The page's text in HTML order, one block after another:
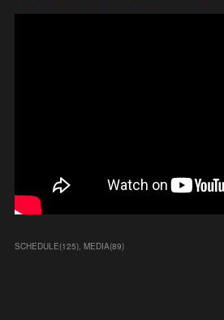
SCHEDULE(125) MEDIA(89)